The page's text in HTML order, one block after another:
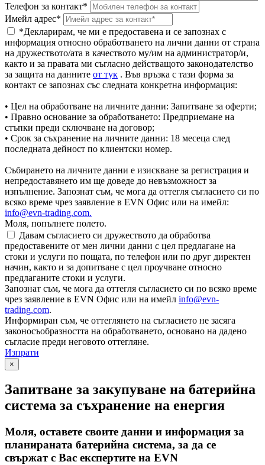
Телефон за контакт*
Имейл адрес*
*Декларирам, че ми е предоставена и се запознах с
информация относно обработването на лични данни от страна
на дружеството/ата в качеството му/им на администратор/и,
както и за правата ми съгласно действащото законодателство
за защита на данните от тук . Във връзка с тази форма за
контакт се запознах със следната конкретна информация:
• Цел на обработване на личните данни: Запитване за оферти;
• Правно основание за обработването: Предприемане на
стъпки преди сключване на договор;
• Срок за съхранение на личните данни: 18 месеца след
последната дейност по клиентски номер.
Събирането на личните данни е изискване за регистрация и
непредоставянето им ще доведе до невъзможност за
изпълнение. Запознат съм, че мога да оттегля съгласието си по
всяко време чрез заявление в EVN Офис или на имейл:
info@evn-trading.com.
Моля, попълнете полето.
Давам съгласието си дружеството да обработва
предоставените от мен лични данни с цел предлагане на
стоки и услуги по пощата, по телефон или по друг директен
начин, както и за допитване с цел проучване относно
предлаганите стоки и услуги.
Запознат съм, че мога да оттегля съгласието си по всяко време
чрез заявление в EVN Офис или на имейл info@evn-
trading.com.
Информиран съм, че оттеглянето на съгласието не засяга
законосъобразността на обработването, основано на дадено
съгласие преди неговото оттегляне.
Изпрати
×
Запитване за закупуване на батерийна
система за съхранение на енергия
Моля, оставете своите данни и информация за
планираната батерийна система, за да се
свържат с Вас експертите на EVN